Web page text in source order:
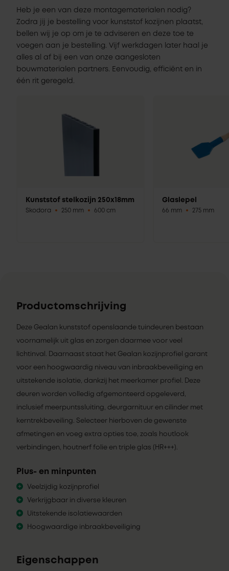
Heb je een van deze montagematerialen nodig?
Zodra jij je bestelling voor kunststof kozijnen plaatst,
bellen wij je op om je te adviseren en deze toe te
voegen aan je bestelling. Vijf werkdagen later haal je
alles al af bij een van onze aangesloten
bouwmaterialen partners. Eenvoudig, efficiënt en in
één rit geregeld.
Kunststof stelkozijn 250x18mm
Skodora 250 mm 600 cm
Glaslepel
66 mm 275 mm
Productomschrijving
Deze Gealan kunststof openslaande tuindeuren bestaan
voornamelijk uit glas en zorgen daarmee voor veel
lichtinval. Daarnaast staat het Gealan kozijnprofiel garant
voor een hoogwaardig niveau van inbraakbeveiliging en
uitstekende isolatie, dankzij het meerkamer profiel. Deze
deuren worden volledig afgemonteerd opgeleverd,
inclusief meerpuntssluiting, deurgarnituur en cilinder met
kerntrekbeveiling. Selecteer hierboven de gewenste
afmetingen en voeg extra opties toe, zoals houtlook
verbindingen, houtnerf folie en triple glas (HR+++).
Plus- en minpunten
Veelzijdig kozijnprofiel
Verkrijgbaar in diverse kleuren
Uitstekende isolatiewaarden
Hoogwaardige inbraakbeveiliging
Eigenschappen